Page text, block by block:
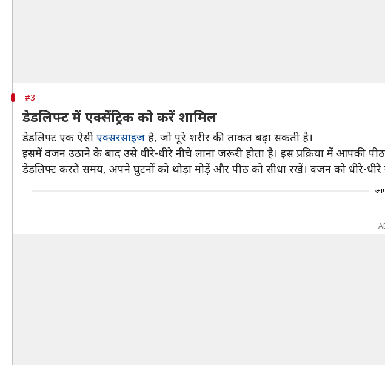
#3
डेडलिफ्ट में एक्सेंट्रिक को करें शामिल
डेडलिफ्ट एक ऐसी एक्सरसाइज है, जो पूरे शरीर की ताकत बढ़ा सकती है।
इसमें वजन उठाने के बाद उसे धीरे-धीरे नीचे लाना जरूरी होता है। इस प्रक्रिया में आपकी
डेडलिफ्ट करते समय, अपने घुटनों को थोड़ा मोड़ें और पीठ को सीधा रखें। वजन को धीरे-